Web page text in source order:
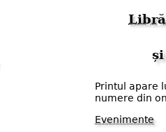
și
Printul apare
numere din
Evenimente